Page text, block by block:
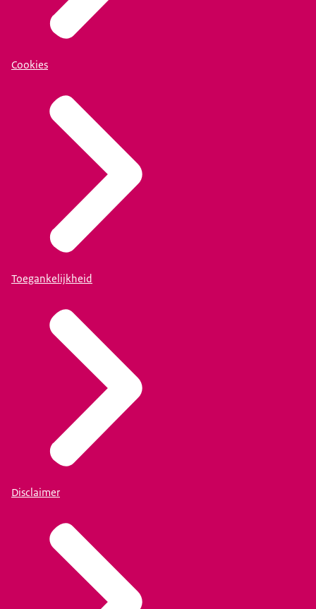
Cookies
Toegankelijkheid
Disclaimer